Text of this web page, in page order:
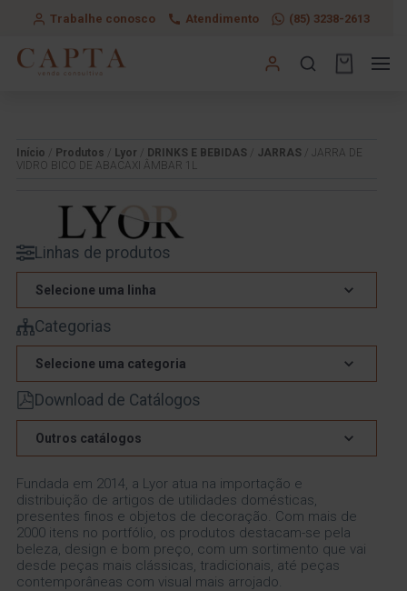
Trabalhe conosco Atendimento (85) 3238-2613
Início Produtos Lyor DRINKS E BEBIDAS JARRAS / JARRA DE
VIDRO BICO DE ABACAXI ÂMBAR 1L
Linhas de produtos
Selecione uma linha
Categorias
Selecione uma categoria
Download de Catálogos
Outros catálogos
Fundada em 2014, a Lyor atua na importação e
distribuição de artigos de utilidades domésticas,
presentes finos e objetos de decoração. Com mais de
2000 itens no portfólio, os produtos destacam-se pela
beleza, design e bom preço, com um sortimento que vai
desde peças mais clássicas, tradicionais, até peças
contemporâneas com visual mais arrojado.